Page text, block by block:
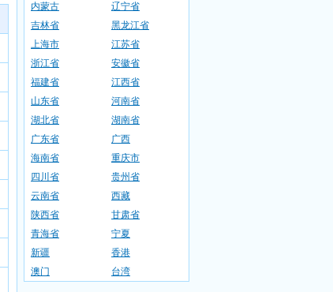
内蒙古
辽宁省
吉林省
黑龙江省
上海市
江苏省
浙江省
安徽省
福建省
江西省
山东省
河南省
湖北省
湖南省
广东省
广西
海南省
重庆市
四川省
贵州省
云南省
西藏
陕西省
甘肃省
青海省
宁夏
新疆
香港
澳门
台湾